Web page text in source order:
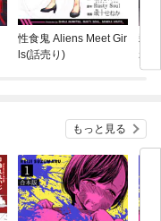
性食鬼 Aliens Meet Gir
ls(話売り)
殺
れ
に
もっと見る